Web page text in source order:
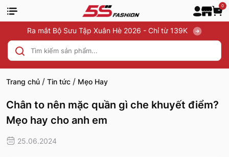
0
Ra mắt Bộ Sưu Tập Xuân Hè 2026 - Chỉ từ 139K
Trang chủ / Tin tức / Mẹo Hay
Chân to nên mặc quần gì che khuyết điểm?
Mẹo hay cho anh em
25.06.2024